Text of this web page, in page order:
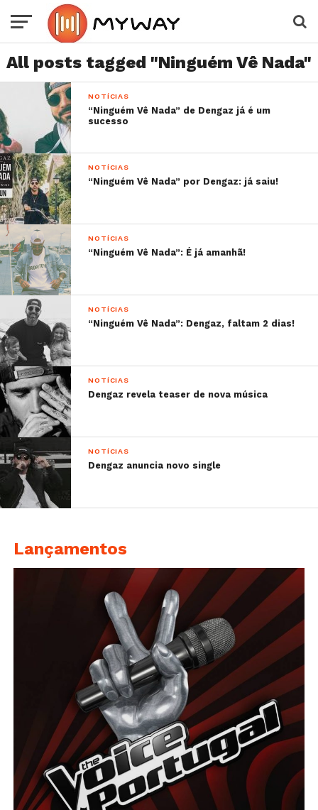
All posts tagged "Ninguém Vê Nada"
NOTÍCIAS
“Ninguém Vê Nada” de Dengaz já é um
sucesso
NOTÍCIAS
“Ninguém Vê Nada” por Dengaz: já saiu!
NOTÍCIAS
“Ninguém Vê Nada”: É já amanhã!
NOTÍCIAS
“Ninguém Vê Nada”: Dengaz, faltam 2 dias!
NOTÍCIAS
Dengaz revela teaser de nova música
NOTÍCIAS
Dengaz anuncia novo single
Lançamentos